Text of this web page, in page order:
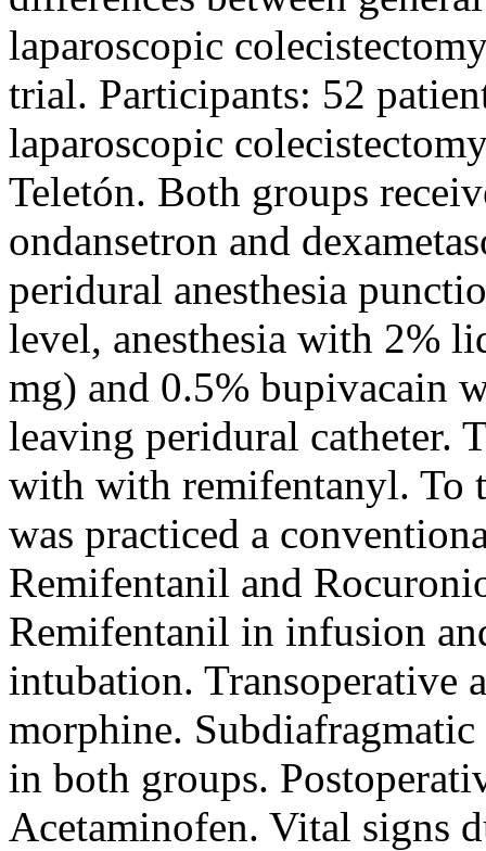
laparoscopic
trial. Participants: 52
laparoscopic
Teletón. Both groups
ondansetron and
peridural anesthesia
level, anesthesia with 2%
mg) and 0.5% bupivacain
leaving peridural catheter.
with with remifentanyl. To
was practiced a
Remifentanil and
Remifentanil in infusion
intubation. Transoperative
morphine.
in both groups.
Acetaminofen. Vital signs